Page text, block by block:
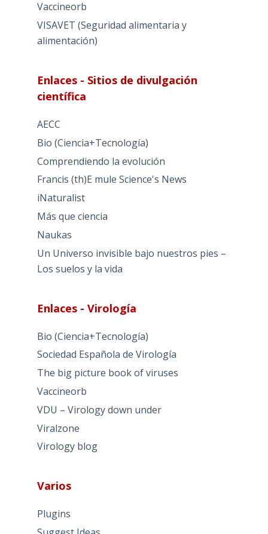
Vaccineorb
VISAVET (Seguridad alimentaria y
alimentación)
Enlaces - Sitios de divulgación
científica
AECC
Bio (Ciencia+Tecnología)
Comprendiendo la evolución
Francis (th)E mule Science's News
iNaturalist
Más que ciencia
Naukas
Un Universo invisible bajo nuestros pies –
Los suelos y la vida
Enlaces - Virología
Bio (Ciencia+Tecnología)
Sociedad Española de Virología
The big picture book of viruses
Vaccineorb
VDU – Virology down under
Viralzone
Virology blog
Varios
Plugins